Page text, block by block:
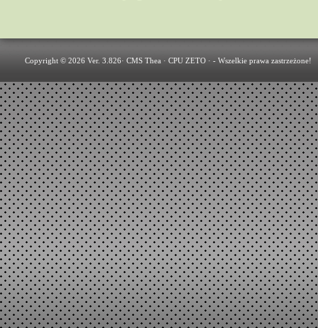
Copyright © 2026 Ver. 3.826· CMS Thea · CPU ZETO · - Wszelkie prawa zastrzeżone!